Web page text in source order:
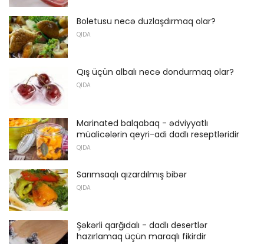
Boletusu necə duzlaşdırmaq olar?
QIDA
Qış üçün albalı necə dondurmaq olar?
QIDA
Marinated balqabaq - ədviyyatlı
müalicələrin qeyri-adi dadlı reseptləridir
QIDA
Sarımsaqlı qızardılmış bibər
QIDA
Şəkərli qarğıdalı - dadlı desertlər
hazırlamaq üçün maraqlı fikirdir